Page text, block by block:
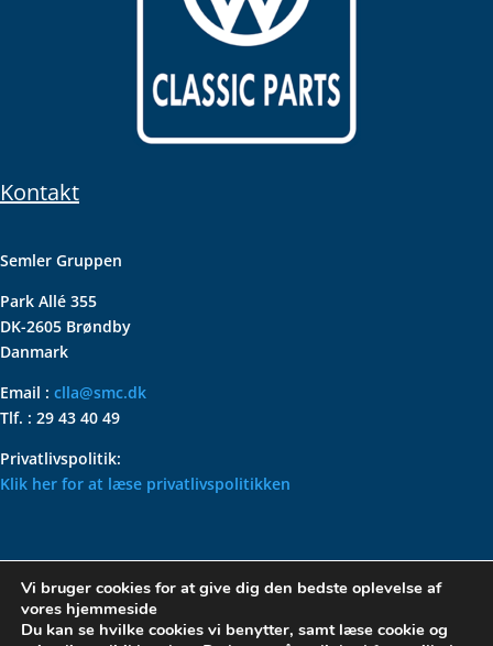
Kontakt
Semler Gruppen
Park Allé 355
DK-2605 Brøndby
Danmark
Email : clla@smc.dk
Tlf. : 29 43 40 49
Privatlivspolitik:
Klik her for at læse privatlivspolitikken
VOLKSWAGEN CLASSIC
PARTS – HOLDER DIN
KLASSISKE VOLKSWAGEN I
Vi bruger cookies for at give dig den bedste oplevelse af
vores hjemmeside
Du kan se hvilke cookies vi benytter, samt læse cookie og